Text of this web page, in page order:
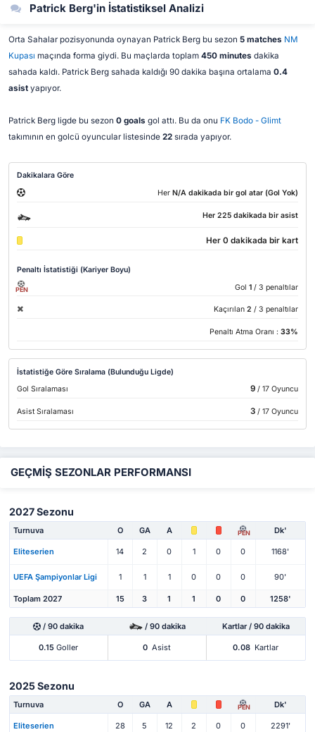
Patrick Berg'in İstatistiksel Analizi
Orta Sahalar pozisyonunda oynayan Patrick Berg bu sezon 5 matches NM
Kupası maçında forma giydi. Bu maçlarda toplam 450 minutes dakika
sahada kaldı. Patrick Berg sahada kaldığı 90 dakika başına ortalama 0.4
asistyapıyor.
Patrick Berg ligde bu sezon 0 goals gol attı. Bu da onu FK Bodo - Glimt
takımının en golcü oyuncular listesinde 22sırada yapıyor.
Dakikalara Göre
Her N/A dakikada bir gol atar (Gol Yok)
Her 225 dakikada bir asist
Her 0 dakikada bir kart
Penaltı İstatistiği (Kariyer Boyu)
PEN Gol 1 / 3 penaltılar
Kaçırılan 2 / 3 penaltılar
Penaltı Atma Oranı : 33%
İstatistiğe Göre Sıralama (Bulunduğu Ligde)
Gol Sıralaması
9/ 17 Oyuncu
Asist Sıralaması 3/ 17 Oyuncu
GEÇMİŞ SEZONLAR PERFORMANSI
2027 Sezonu
Turnuva O GA A PEN Dk'
Eliteserien 14 2 0 1 0 0 1168'
UEFA Şampiyonlar Ligi 1 1 1 0 0 0 90'
Toplam 2027 15 3 1 1 0 0 1258'
/ 90 dakika / 90 dakika Kartlar / 90 dakika
0.15 Goller 0 Asist 0.08 Kartlar
2025 Sezonu
Turnuva O GA A PEN Dk'
Eliteserien 28 5 12 2 0 0 2291'